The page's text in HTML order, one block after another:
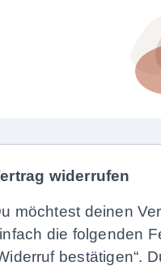
widerrufen
möchtest deinen
die folgenden
bestätigen“.